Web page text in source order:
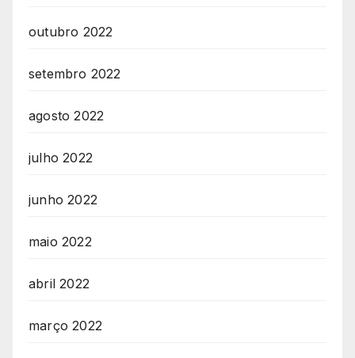
outubro 2022
setembro 2022
agosto 2022
julho 2022
junho 2022
maio 2022
abril 2022
março 2022